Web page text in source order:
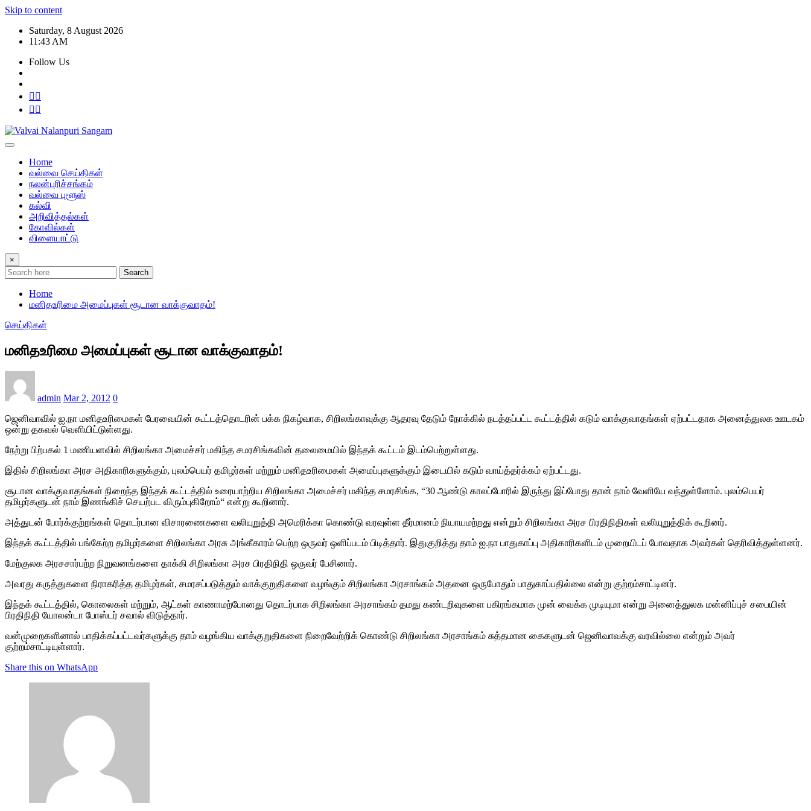
Skip to content
Saturday, 8 August 2026
11:43 AM
Follow Us
Home
வல்வை செய்திகள்
நலன்புரிச்சங்கம்
வல்வை புளூஸ்
கல்வி
அறிவித்தல்கள்
கோவில்கள்
விளையாட்டு
×
Search
Home
மனிதஉரிமை அமைப்புகள் சூடான வாக்குவாதம்!
செய்திகள்
மனிதஉரிமை அமைப்புகள் சூடான வாக்குவாதம்!
admin Mar 2, 2012 0
ஜெனிவாவில் ஐ.நா மனிதஉரிமைகள் பேரவையின் கூட்டத்தொடரின் பக்க நிகழ்வாக, சிறிலங்காவுக்கு ஆதரவு தேடும் நோக்கில் நடத்தப்பட்ட கூட்டத்தில் கடும் வாக்குவாதங்கள் ஏற்பட்டதாக அனைத்துலக ஊடகம்
ஒன்று தகவல் வெளியிட்டுள்ளது.
நேற்று பிற்பகல் 1 மணியளவில் சிறிலங்கா அமைச்சர் மகிந்த சமரசிங்கவின் தலைமையில் இந்தக் கூட்டம் இடம்பெற்றுள்ளது.
இதில் சிறிலங்கா அரச அதிகாரிகளுக்கும், புலம்பெயர் தமிழர்கள் மற்றும் மனிதஉரிமைகள் அமைப்புகளுக்கும் இடையில் கடும் வாய்த்தர்க்கம் ஏற்பட்டது.
சூடான வாக்குவாதங்கள் நிறைந்த இந்தக் கூட்டத்தில் உரையாற்றிய சிறிலங்கா அமைச்சர் மகிந்த சமரசிங்க, “30 ஆண்டு காலப்போரில் இருந்து இப்போது தான் நாம் வேளியே வந்துள்ளோம். புலம்பெயர்
தமிழர்களுடன் நாம் இணங்கிச் செயற்பட விரும்புகிறோம்“ என்று கூறினார்.
அத்துடன் போர்க்குற்றங்கள் தொடர்பான விசாரணைகளை வலியுறுத்தி அமெரிக்கா கொண்டு வரவுள்ள தீர்மானம் நியாயமற்றது என்றும் சிறிலங்கா அரச பிரதிநிதிகள் வலியுறுத்திக் கூறினர்.
இந்தக் கூட்டத்தில் பங்கேற்ற தமிழர்களை சிறிலங்கா அரசு அங்கீகாரம் பெற்ற ஒருவர் ஒளிப்படம் பிடித்தார். இதுகுறித்து தாம் ஐ.நா பாதுகாப்பு அதிகாரிகளிடம் முறையிடப் போவதாக அவர்கள் தெரிவித்துள்ளனர்.
மேற்குலக அரசசார்பற்ற நிறுவனங்களை தாக்கி சிறிலங்கா அரச பிரதிநிதி ஒருவர் பேசினார்.
அவரது கருத்துகளை நிராகரித்த தமிழர்கள், சமரசப்படுத்தும் வாக்குறுதிகளை வழங்கும் சிறிலங்கா அரசாங்கம் அதனை ஒருபோதும் பாதுகாப்பதில்லை என்று குற்றம்சாட்டினர்.
இந்தக் கூட்டத்தில், கொலைகள் மற்றும், ஆட்கள் காணாமற்போனது தொடர்பாக சிறிலங்கா அரசாங்கம் தமது கண்டறிவுகளை பகிரங்கமாக முன் வைக்க முடியுமா என்று அனைத்துலக மன்னிப்புச் சபையின்
பிரதிநிதி யோலன்டா போஸ்டர் சவால் விடுத்தார்.
வன்முறைகளினால் பாதிக்கப்பட்டவர்களுக்கு தாம் வழங்கிய வாக்குறுதிகளை நிறைவேற்றிக் கொண்டு சிறிலங்கா அரசாங்கம் சுத்தமான கைகளுடன் ஜெனிவாவக்கு வரவில்லை என்றும் அவர்
குற்றம்சாட்டியுள்ளார்.
Share this on WhatsApp